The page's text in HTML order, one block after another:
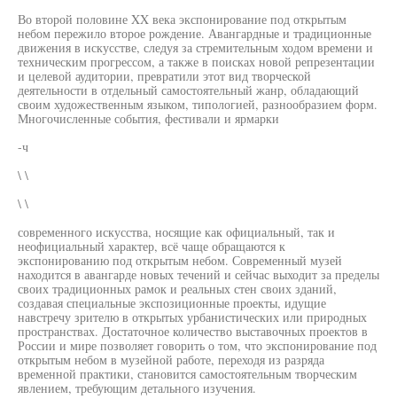
Во второй половине XX века экспонирование под открытым
небом пережило второе рождение. Авангардные и традиционные
движения в искусстве, следуя за стремительным ходом времени и
техническим прогрессом, а также в поисках новой репрезентации
и целевой аудитории, превратили этот вид творческой
деятельности в отдельный самостоятельный жанр, обладающий
своим художественным языком, типологией, разнообразием форм.
Многочисленные события, фестивали и ярмарки
-ч
\ \
\ \
современного искусства, носящие как официальный, так и
неофициальный характер, всё чаще обращаются к
экспонированию под открытым небом. Современный музей
находится в авангарде новых течений и сейчас выходит за пределы
своих традиционных рамок и реальных стен своих зданий,
создавая специальные экспозиционные проекты, идущие
навстречу зрителю в открытых урбанистических или природных
пространствах. Достаточное количество выставочных проектов в
России и мире позволяет говорить о том, что экспонирование под
открытым небом в музейной работе, переходя из разряда
временной практики, становится самостоятельным творческим
явлением, требующим детального изучения.